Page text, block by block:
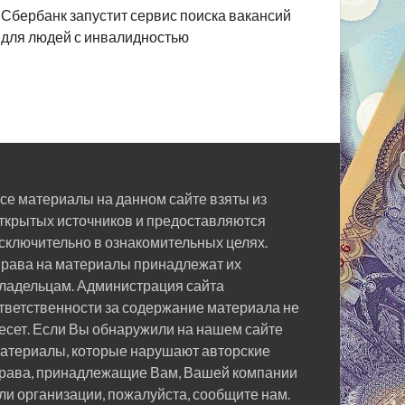
Сбербанк запустит сервис поиска вакансий
для людей с инвалидностью
материалы на данном сайте взяты из
источников и предоставляются
в ознакомительных целях.
на материалы принадлежат их
Администрация сайта
за содержание материала не
Если Вы обнаружили на нашем сайте
которые нарушают авторские
принадлежащие Вам, Вашей компании
организации, пожалуйста, сообщите нам.